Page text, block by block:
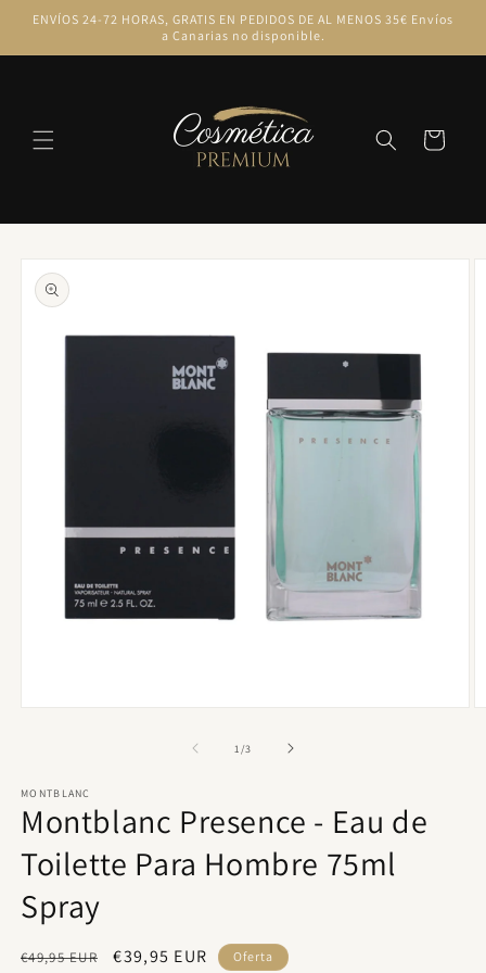
directamente
ENVÍOS 24-72 HORAS, GRATIS EN PEDIDOS DE AL MENOS 35€ Envíos
a Canarias no disponible.
Carrito
directamente
a la
información
una
ventana
modal
1 /de
3
MONTBLANC
Montblanc Presence - Eau de
Toilette Para Hombre 75ml
Spray
Precio
€49,95 EUR
Precio
€39,95 EUR Oferta